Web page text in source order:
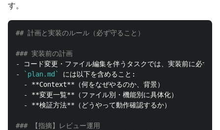
す。
## 計画と実装のルール（必ず守ること）
### 実装前の計画
-
コード変更・ファイル編集を伴うタスクでは、実装前に必ず
-
`plan.md`
  -
**Context**
  -
**変更一覧**
  -
**検証方法** （どうやって動作確認するか）
### 【指摘】レビュー運用